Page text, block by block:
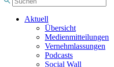
Aktuell
Übersicht
Medienmitteilungen
Vernehmlassungen
Podcasts
Social Wall